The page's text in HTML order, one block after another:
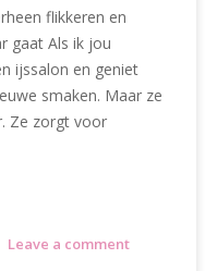
flikkeren en
gaat Als ik jou
ijssalon en geniet
smaken. Maar ze
Ze zorgt voor
Leave a comment